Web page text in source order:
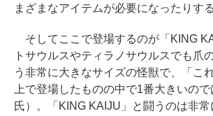
まざまなアイテムが必要になったりする
そしてここで登場するのが「KING
トサウルスやティラノサウルスでも爪
う非常に大きなサイズの怪獣で、「こ
上で登場したものの中で1番大きいの
氏）。「KING KAIJU」と闘うのは非